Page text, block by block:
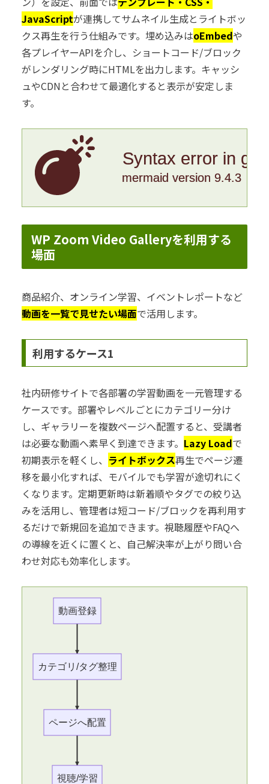
JavaScriptが連携してサムネイル生成とライトボッ
クス再生を行う仕組みです。埋め込みはoEmbedや
各プレイヤーAPIを介し、ショートコード/ブロック
がレンダリング時にHTMLを出力します。キャッシ
ュやCDNと合わせて最適化すると表示が安定しま
す。
Syntax error in
mermaid version 9.4.3
WP Zoom Video Galleryを利用する
場面
商品紹介、オンライン学習、イベントレポートなど
動画を一覧で見せたい場面で活用します。
利用するケース1
社内研修サイトで各部署の学習動画を一元管理する
ケースです。部署やレベルごとにカテゴリー分け
し、ギャラリーを複数ページへ配置すると、受講者
は必要な動画へ素早く到達できます。 Lazy Loadで
初期表示を軽くし、 ライトボックス再生でページ遷
移を最小化すれば、モバイルでも学習が途切れにく
くなります。定期更新時は新着順やタグでの絞り込
みを活用し、管理者は短コード/ブロックを再利用す
るだけで新規回を追加できます。視聴履歴やFAQへ
の導線を近くに置くと、自己解決率が上がり問い合
わせ対応も効率化します。
動画登録
カテゴリ/タグ整理
ページへ配置
視聴/学習